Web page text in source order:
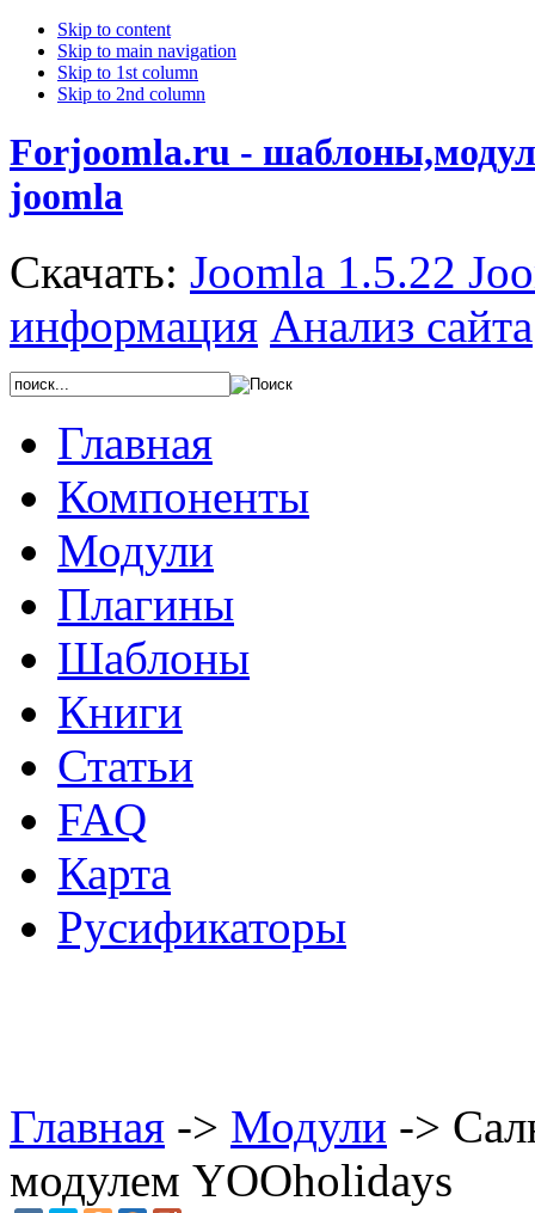
Skip to content
Skip to main navigation
Skip to 1st column
Skip to 2nd column
Forjoomla.ru -
joomla
Скачать: Joomla 1.5.22
информация Анализ сайта
Главная
Компоненты
Модули
Плагины
Шаблоны
Книги
Статьи
FAQ
Карта
Русификаторы
Главная -> Модули ->
модулем YOOholidays